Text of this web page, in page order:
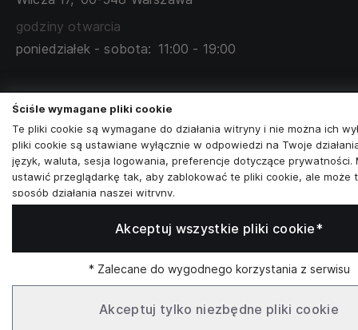
ZAMÓWIENIA KORPORACYJNE
WSPÓŁPRACA Z PARTNERAMI
godziny otwarcia
poniedziałek - sobota: 11:00 - 19:00
Skontaktuj się z nami
+48573581161
info@reytel.pl
Skontaktuj się z nami:
Infolinia: Pn–Pt 09:00–17:00
Ściśle wymagane pliki cookie
Te pliki cookie są wymagane do działania witryny i nie można ich
pliki cookie są ustawiane wyłącznie w odpowiedzi na Twoje
język, waluta, sesja logowania, preferencje dotyczące prywatności.
ustawić przeglądarkę tak, aby zablokować te pliki cookie, ale może
sposób działania naszej witryny.
Marketing i retargeting
Te pliki cookie są zwykle ustawiane przez naszych partnerów
reklamowych. Mogą być przez nich wykorzystywane do tworzenia
zainteresowań, a następnie wyświetlania odpowiednich reklam.
zezwolisz na te pliki cookie, nie zobaczysz ukierunkowanych reklam
Akceptuj wszystkie pliki cookie*
* Zalecane do wygodnego korzystania z serwisu
Akceptuj tylko niezbędne pliki cookie